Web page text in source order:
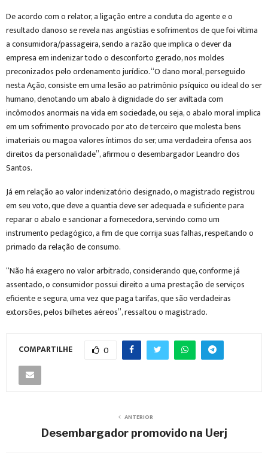
De acordo com o relator, a ligação entre a conduta do agente e o
resultado danoso se revela nas angústias e sofrimentos de que foi vítima
a consumidora/passageira, sendo a razão que implica o dever da
empresa em indenizar todo o desconforto gerado, nos moldes
preconizados pelo ordenamento jurídico. “O dano moral, perseguido
nesta Ação, consiste em uma lesão ao patrimônio psíquico ou ideal do ser
humano, denotando um abalo à dignidade do ser aviltada com
incômodos anormais na vida em sociedade, ou seja, o abalo moral implica
em um sofrimento provocado por ato de terceiro que molesta bens
imateriais ou magoa valores íntimos do ser, uma verdadeira ofensa aos
direitos da personalidade”, afirmou o desembargador Leandro dos
Santos.
Já em relação ao valor indenizatório designado, o magistrado registrou
em seu voto, que deve a quantia deve ser adequada e suficiente para
reparar o abalo e sancionar a fornecedora, servindo como um
instrumento pedagógico, a fim de que corrija suas falhas, respeitando o
primado da relação de consumo.
“Não há exagero no valor arbitrado, considerando que, conforme já
assentado, o consumidor possui direito a uma prestação de serviços
eficiente e segura, uma vez que paga tarifas, que são verdadeiras
extorsões, pelos bilhetes aéreos”, ressaltou o magistrado.
COMPARTILHE 0
ANTERIOR
Desembargador promovido na Uerj